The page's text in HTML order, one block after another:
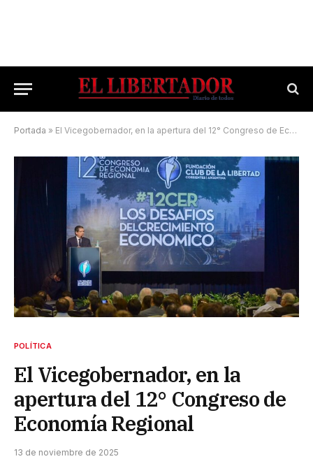
Portada » El Vicegobernador, en la apertura del 12° Congreso de Economía Regional
POLÍTICA
El Vicegobernador, en la
apertura del 12° Congreso de
Economía Regional
13 de noviembre de 2025